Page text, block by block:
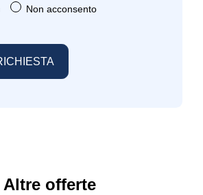
Non acconsento
Altre offerte